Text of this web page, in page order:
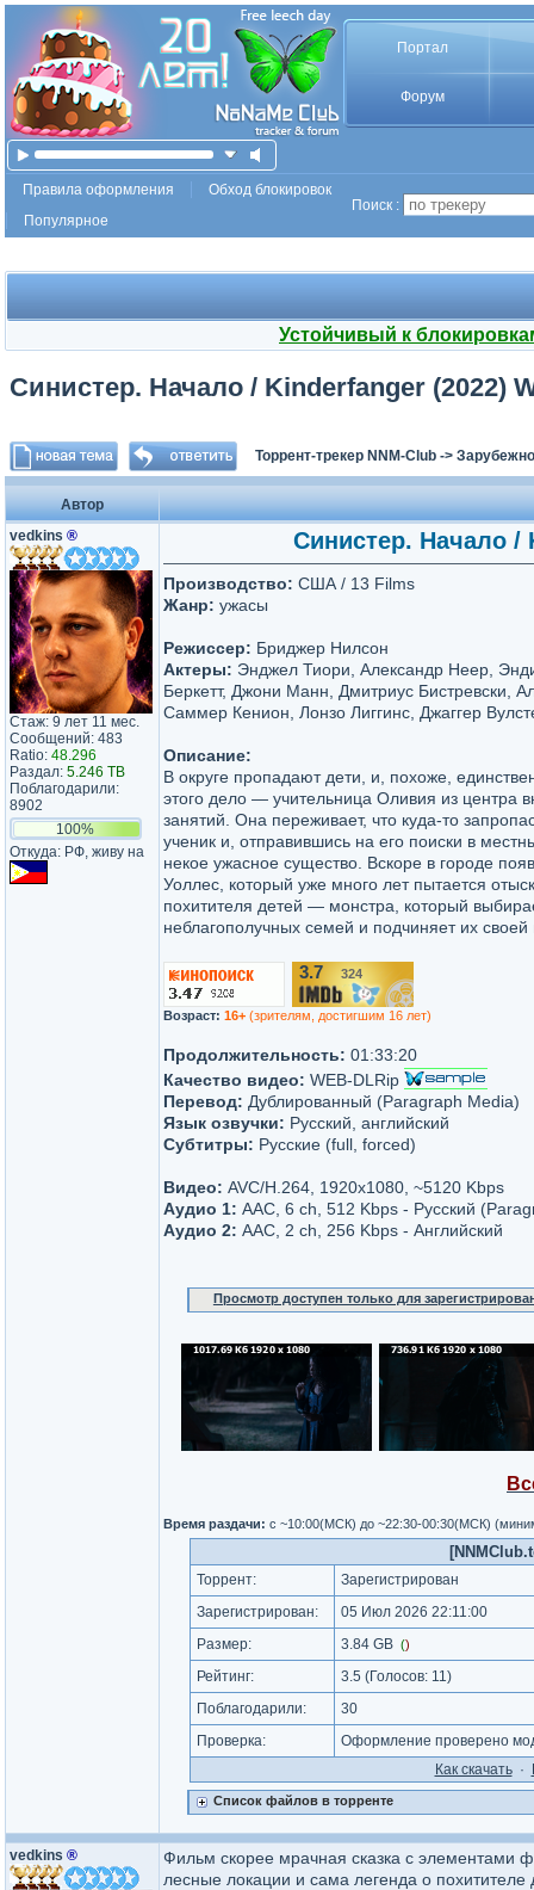
Портал
Форум
Правила оформления
Обход блокировок
Популярное
Поиск :
Устойчивый к
Синистер. Начало / Kinderfanger (2022)
Торрент-трекер NNM-Club ->
Автор
vedkins ®
Стаж: 9 лет 11 мес.
Сообщений: 483
Ratio: 48.296
Раздал: 5.246 TB
Поблагодарили:
8902
100%
Откуда: РФ, живу на
Синистер. Начало /
Производство: США / 13 Films
Жанр: ужасы
Режиссер: Бриджер Нилсон
Актеры: Энджел Тиори, Александр Неер,
Беркетт, Джони Манн, Дмитриус Бистревски,
Саммер Кенион, Лонзо Лиггинс, Джаггер
Описание:
В округе пропадают дети, и, похоже,
этого дело — учительница Оливия из центра
занятий. Она переживает, что куда-то
ученик и, отправившись на его поиски в
некое ужасное существо. Вскоре в городе
Уоллес, который уже много лет пытается
похитителя детей — монстра, который
неблагополучных семей и подчиняет их своей
3.7 324
Возраст: 16+ (зрителям, достигшим 16 лет)
Продолжительность: 01:33:20
Качество видео: WEB-DLRip
Перевод: Дублированный (Paragraph Media)
Язык озвучки: Русский, английский
Субтитры: Русские (full, forced)
Видео: AVC/H.264, 1920x1080, ~5120 Kbps
Аудио 1: AAC, 6 ch, 512 Kbps - Русский
Аудио 2: AAC, 2 ch, 256 Kbps - Английский
Просмотр доступен только для
Время раздачи: с ~10:00(МСК) до ~22:30-00:30(МСК)
Торрент:
Зарегистрирован
Зарегистрирован:
05 Июл 2026 22:11:00
Размер:
3.84 GB ()
Рейтинг: 3.5 (Голосов: 11)
Поблагодарили:
30
Проверка:
Оформление проверено
Как cкачать·
Список файлов в торренте
vedkins ®
Фильм скорее мрачная сказка с элементами
лесные локации и сама легенда о